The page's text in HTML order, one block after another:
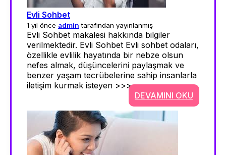
Evli Sohbet
1 yıl önce admin tarafından yayınlanmış
Evli Sohbet makalesi hakkında bilgiler
verilmektedir. Evli Sohbet Evli sohbet odaları,
özellikle evlilik hayatında bir nebze olsun
nefes almak, düşüncelerini paylaşmak ve
benzer yaşam tecrübelerine sahip insanlarla
iletişim kurmak isteyen >>>
DEVAMINI OKU